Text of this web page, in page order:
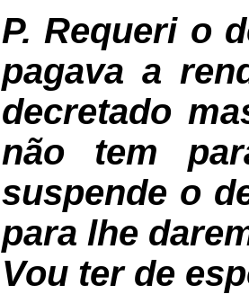
P. Requeri o
pagava a
decretado
não tem
suspende o
para lhe
Vou ter de